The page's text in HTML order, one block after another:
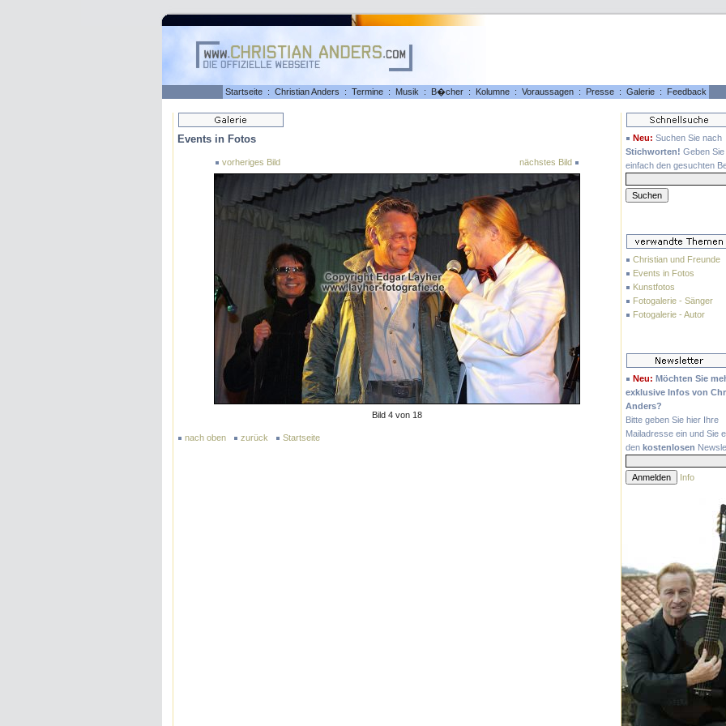
Startseite : Christian Anders : Termine : Musik : B�cher : Kolumne : Voraussagen : Presse : Galerie : Feedback
Events in Fotos
vorheriges Bild nächstes Bild
Bild 4 von 18
nach oben zurück Startseite
Neu: Suchen Sie nach
Stichworten! Geben Sie
einfach den gesuchten
Christian und Freunde
Events in Fotos
Kunstfotos
Fotogalerie - Sänger
Fotogalerie - Autor
Neu: Möchten Sie
exklusive Infos von
Anders?
Bitte geben Sie hier Ihre
Mailadresse ein und Sie
den kostenlosen
Info